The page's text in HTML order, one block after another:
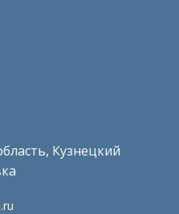
Кузнецкий